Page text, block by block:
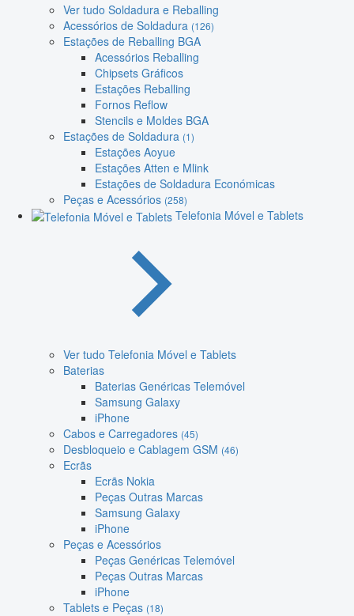
Ver tudo Soldadura e Reballing
Acessórios de Soldadura (126)
Estações de Reballing BGA
Acessórios Reballing
Chipsets Gráficos
Estações Reballing
Fornos Reflow
Stencils e Moldes BGA
Estações de Soldadura (1)
Estações Aoyue
Estações Atten e Mlink
Estações de Soldadura Económicas
Peças e Acessórios (258)
Telefonia Móvel e Tablets
Ver tudo Telefonia Móvel e Tablets
Baterias
Baterias Genéricas Telemóvel
Samsung Galaxy
iPhone
Cabos e Carregadores (45)
Desbloqueio e Cablagem GSM (46)
Ecrãs
Ecrãs Nokia
Peças Outras Marcas
Samsung Galaxy
iPhone
Peças e Acessórios
Peças Genéricas Telemóvel
Peças Outras Marcas
iPhone
Tablets e Peças (18)